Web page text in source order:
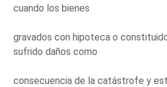
cuando los bienes
gravados con hipoteca o
sufrido daños como
consecuencia de la catástrofe y